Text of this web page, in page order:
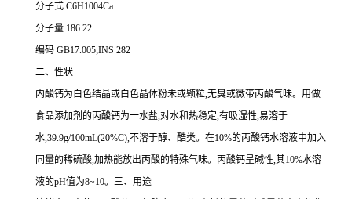
分子式:C6H1004Ca
分子量:186.22
编码 GB17.005;INS 282
二、性状
内酸钙为白色结晶或白色晶体粉未或颗粒,无臭或微带丙酸气味。用做
食品添加剂的丙酸钙为一水盐,对水和热稳定,有吸湿性,易溶于
水,39.9g/100mL(20%C),不溶于醇、酷类。在10%的丙酸钙水溶液中加入
同量的稀硫酸,加热能放出丙酸的特殊气味。丙酸钙呈碱性,其10%水溶
液的pH值为8~10。三、用途